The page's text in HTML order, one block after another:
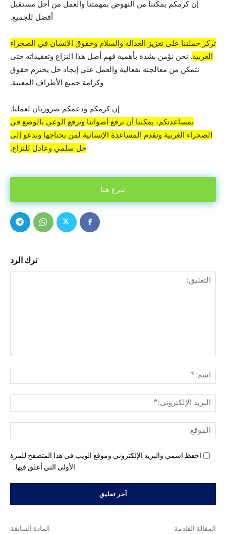
إن كرمكم يمكّننا من النهوض بمهمتنا والعمل من أجل مستقبل
أفضل للجميع.
تركز حملتنا على تعزيز العدالة والسلام وحقوق الإنسان في الصحراء
الغربية. نحن نؤمن بشدة بأهمية فهم أصل هذا النزاع وتعقيداته حتى
نتمكن من معالجته بفعالية والعمل على إيجاد حل يحترم حقوق
وكرامة جميع الأطراف المعنية.
إن كرمكم ودعمكم ضروريان لعملنا.
بمساعدتكم، يمكننا أن نرفع أصواتنا ونرفع الوعي بالوضع في
الصحراء الغربية ونقدم المساعدة الإنسانية لمن يحتاجها وندعو إلى
حل سلمي وعادل للنزاع.
تبرع هنا
ترك الرد
احفظ اسمي والبريد الإلكتروني وموقع الويب في هذا المتصفح للمرة
الأولى التي أعلق فيها.
المادة السابقة المقالة القادمة